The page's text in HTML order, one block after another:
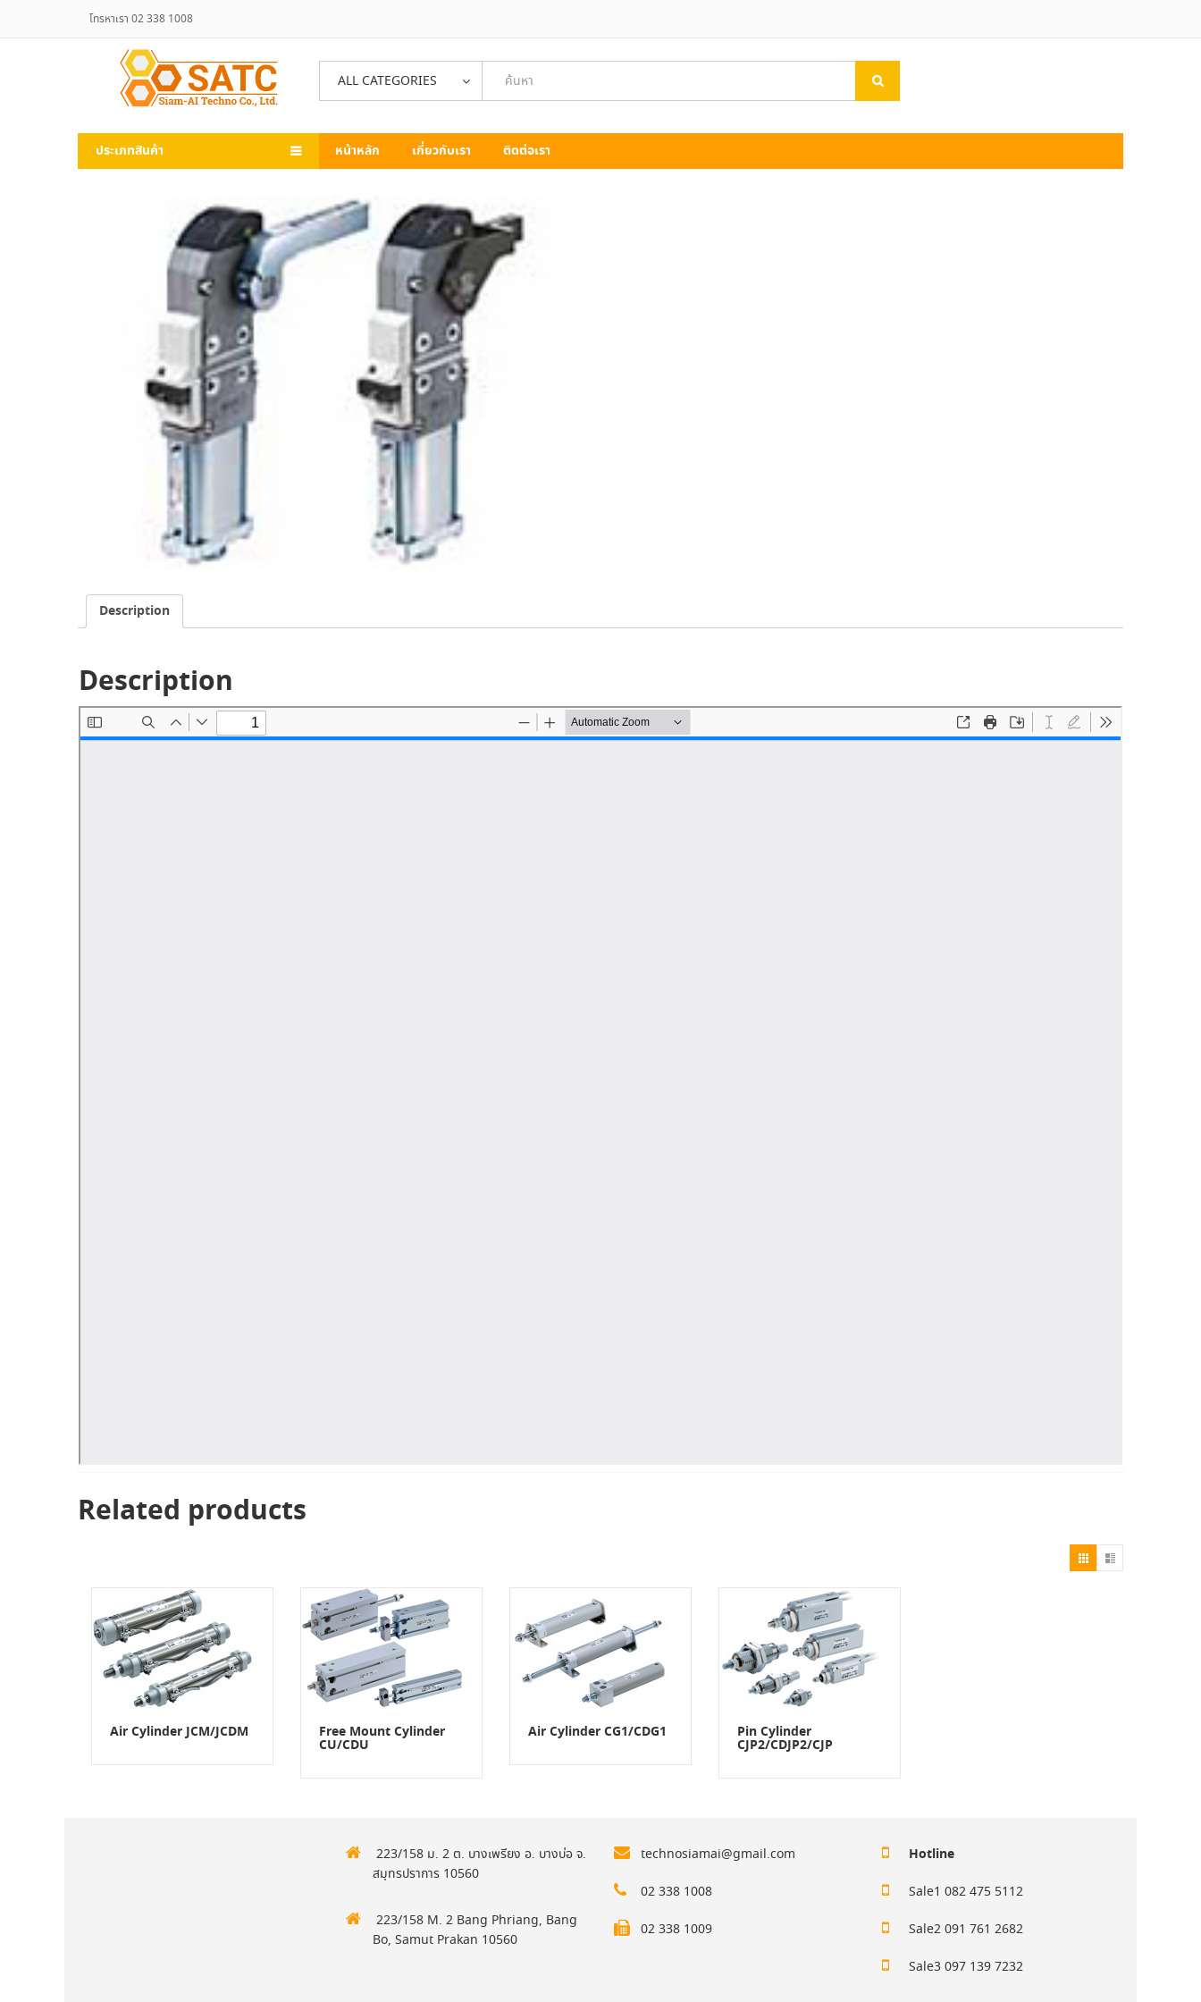
โทรหาเรา 02 338 1008
ALL CATEGORIES
ประเภทสินค้า หน้าหลัก เกี่ยวกับเรา ติดต่อเรา
Description
Description
Related products
Air Cylinder JCM/JCDM Free Mount Cylinder
CU/CDU
Air Cylinder CG1/CDG1 Pin Cylinder
CJP2/CDJP2/CJP
223/158 ม. 2 ต. บางเพรียง อ. บางบ่อ จ.
สมุทรปราการ 10560
223/158 M. 2 Bang Phriang, Bang
Bo, Samut Prakan 10560
technosiamai@gmail.com
02 338 1008
02 338 1009
Hotline
Sale1 082 475 5112
Sale2 091 761 2682
Sale3 097 139 7232